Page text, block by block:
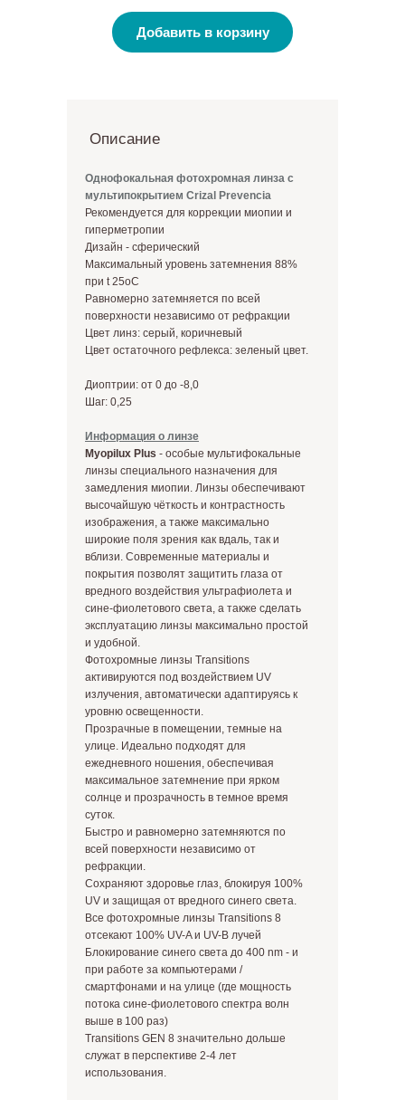
Однофокальная фотохромная линза с
мультипокрытием Crizal Prevencia
Рекомендуется для коррекции миопии и
гиперметропии
Дизайн - cферический
Максимальный уровень затемнения 88%
при t 25oC
Равномерно затемняется по всей
поверхности независимо от рефракции
Цвет линз: серый, коричневый
Цвет остаточного рефлекса: зеленый цвет.
Диоптрии: от 0 до -8,0
Шаг: 0,25
Информация о линзе
Myopilux Plus - особые мультифокальные
линзы специального назначения для
замедления миопии. Линзы обеспечивают
высочайшую чёткость и контрастность
изображения, а также максимально
широкие поля зрения как вдаль, так и
вблизи. Современные материалы и
покрытия позволят защитить глаза от
вредного воздействия ультрафиолета и
сине-фиолетового света, а также сделать
эксплуатацию линзы максимально простой
и удобной.
Фотохромные линзы Transitions
активируются под воздействием UV
излучения, автоматически адаптируясь к
уровню освещенности.
Прозрачные в помещении, темные на
улице. Идеально подходят для
ежедневного ношения, обеспечивая
максимальное затемнение при ярком
солнце и прозрачность в темное время
суток.
Быстро и равномерно затемняются по
всей поверхности независимо от
рефракции.
Сохраняют здоровье глаз, блокируя 100%
UV и защищая от вредного синего света.
Все фотохромные линзы Transitions 8
отсекают 100% UV-A и UV-B лучей
Блокирование синего света до 400 nm - и
при работе за компьютерами /
смартфонами и на улице (где мощность
потока сине-фиолетового спектра волн
выше в 100 раз)
Transitions GEN 8 значительно дольше
служат в перспективе 2-4 лет
использования.
Описание
Добавить в корзину